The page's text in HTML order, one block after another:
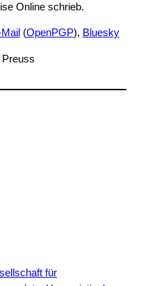
Online schrieb.
(OpenPGP), Bluesky
Preuss
für